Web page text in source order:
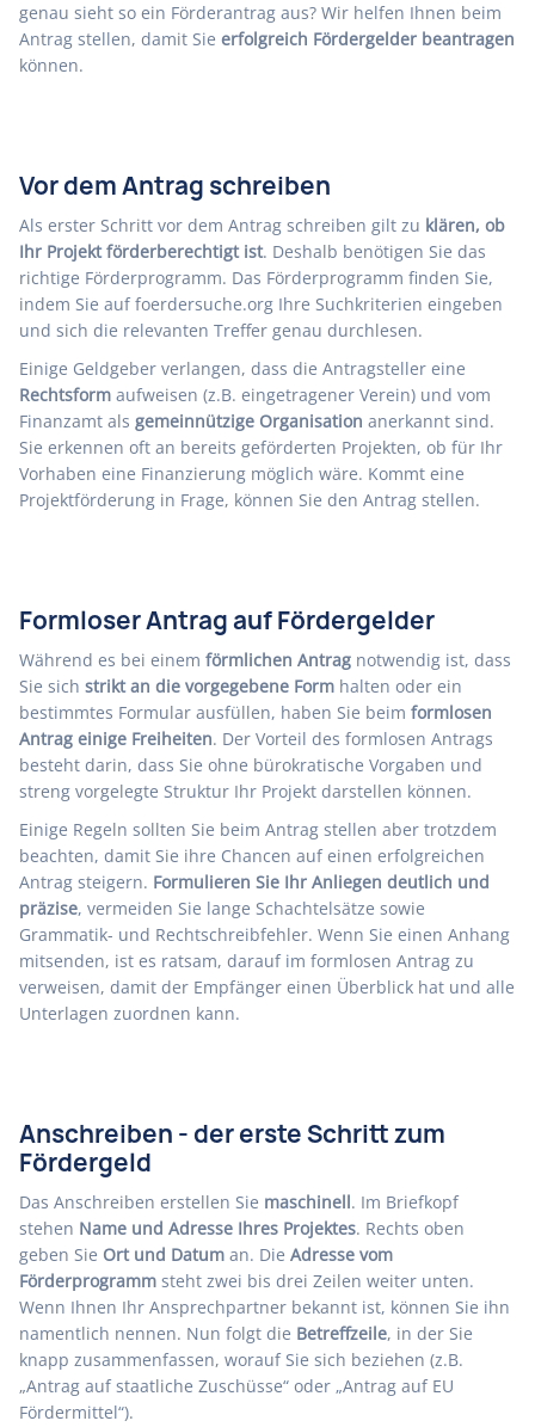
genau sieht so ein Förderantrag aus? Wir helfen Ihnen beim
Antrag stellen, damit Sie erfolgreich Fördergelder beantragen
können.
Vor dem Antrag schreiben
Als erster Schritt vor dem Antrag schreiben gilt zu klären, ob
Ihr Projekt förderberechtigt ist. Deshalb benötigen Sie das
richtige Förderprogramm. Das Förderprogramm finden Sie,
indem Sie auffoerdersuche.org Ihre Suchkriterien eingeben
und sich die relevanten Treffer genau durchlesen.
Einige Geldgeber verlangen, dass die Antragsteller eine
Rechtsform aufweisen (z.B. eingetragener Verein) und vom
Finanzamt als gemeinnützige Organisation anerkannt sind.
Sie erkennen oft an bereits geförderten Projekten, ob für Ihr
Vorhaben eine Finanzierung möglich wäre. Kommt eine
Projektförderung in Frage, können Sie den Antrag stellen.
Formloser Antrag auf Fördergelder
Während es bei einem förmlichen Antrag notwendig ist, dass
Sie sich strikt an die vorgegebene Form halten oder ein
bestimmtes Formular ausfüllen, haben Sie beim formlosen
Antrag einige Freiheiten. Der Vorteil des formlosen Antrags
besteht darin, dass Sie ohne bürokratische Vorgaben und
streng vorgelegte Struktur Ihr Projekt darstellen können.
Einige Regeln sollten Sie beim Antrag stellen aber trotzdem
beachten, damit Sie ihre Chancen auf einen erfolgreichen
Antrag steigern. Formulieren Sie Ihr Anliegen deutlich und
präzise, vermeiden Sie lange Schachtelsätze sowie
Grammatik- und Rechtschreibfehler. Wenn Sie einen Anhang
mitsenden, ist es ratsam, darauf im formlosen Antrag zu
verweisen, damit der Empfänger einen Überblick hat und alle
Unterlagen zuordnen kann.
Anschreiben - der erste Schritt zum
Fördergeld
Das Anschreiben erstellen Sie maschinell. Im Briefkopf
stehen Name und Adresse Ihres Projektes. Rechts oben
geben Sie Ort und Datum an. Die Adresse vom
Förderprogramm steht zwei bis drei Zeilen weiter unten.
Wenn Ihnen Ihr Ansprechpartner bekannt ist, können Sie ihn
namentlich nennen. Nun folgt die Betreffzeile, in der Sie
knapp zusammenfassen, worauf Sie sich beziehen (z.B.
„Antrag auf staatliche Zuschüsse“ oder „Antrag auf EU
Fördermittel“).